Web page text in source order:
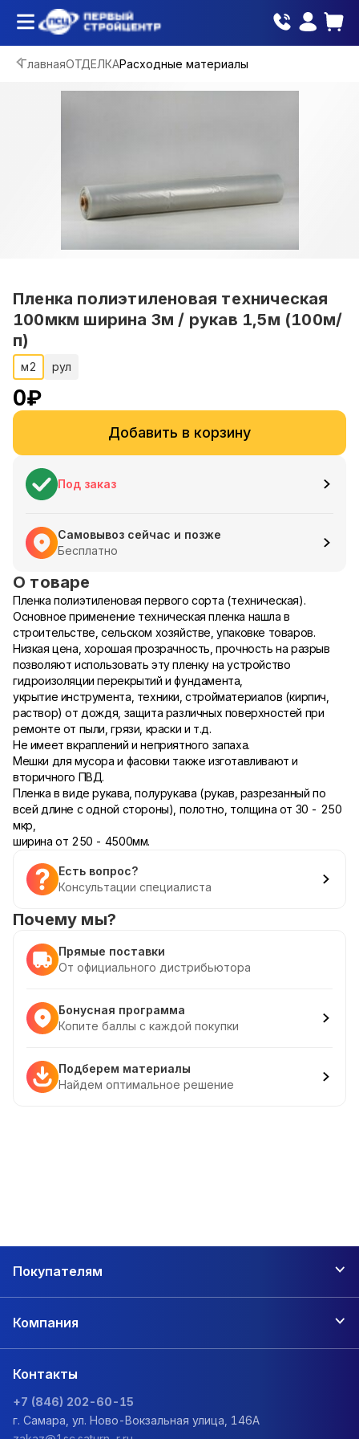
ГлавнаяОТДЕЛКАРасходные материалы
Пленка полиэтиленовая техническая
100мкм ширина 3м / рукав 1,5м (100м/
п)
м2 рул
0₽
Добавить в корзину
Под заказ
Самовывоз сейчас и позже
Бесплатно
О товаре
Пленка полиэтиленовая первого сорта (техническая).
Основное применение техническая пленка нашла в
строительстве, сельском хозяйстве, упаковке товаров.
Низкая цена, хорошая прозрачность, прочность на разрыв
позволяют использовать эту пленку на устройство
гидроизоляции перекрытий и фундамента,
укрытие инструмента, техники, стройматериалов (кирпич,
раствор) от дождя, защита различных поверхностей при
ремонте от пыли, грязи, краски и т.д.
Не имеет вкраплений и неприятного запаха.
Мешки для мусора и фасовки также изготавливают и
вторичного ПВД.
Пленка в виде рукава, полурукава (рукав, разрезанный по
всей длине с одной стороны), полотно, толщина от 30 - 250
мкр,
ширина от 250 - 4500мм.
Есть вопрос?
Консультации специалиста
Почему мы?
Прямые поставки
От официального дистрибьютора
Бонусная программа
Копите баллы с каждой покупки
Подберем материалы
Найдем оптимальное решение
Покупателям
Компания
Контакты
+7 (846) 202-60-15
г. Самара, ул. Ново-Вокзальная улица, 146А